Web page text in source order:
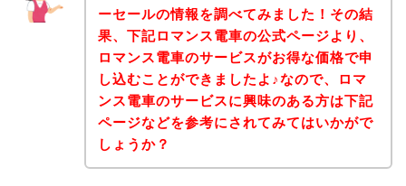
ーセールの情報を調べてみました！その結
果、下記ロマンス電車の公式ページより、
ロマンス電車のサービスがお得な価格で申
し込むことができましたよ♪なので、ロマ
ンス電車のサービスに興味のある方は下記
ページなどを参考にされてみてはいかがで
しょうか？